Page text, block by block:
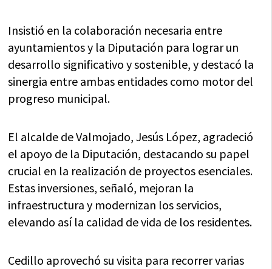
Insistió en la colaboración necesaria entre
ayuntamientos y la Diputación para lograr un
desarrollo significativo y sostenible, y destacó la
sinergia entre ambas entidades como motor del
progreso municipal.
El alcalde de Valmojado, Jesús López, agradeció
el apoyo de la Diputación, destacando su papel
crucial en la realización de proyectos esenciales.
Estas inversiones, señaló, mejoran la
infraestructura y modernizan los servicios,
elevando así la calidad de vida de los residentes.
Cedillo aprovechó su visita para recorrer varias